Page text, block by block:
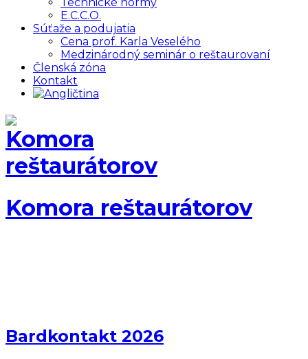
E.C.C.O.
Súťaže a podujatia
Cena prof. Karla Veselého
Medzinárodný seminár o reštaurovaní
Členská zóna
Kontakt
Komora reštaurátorov
Bardkontakt 2026